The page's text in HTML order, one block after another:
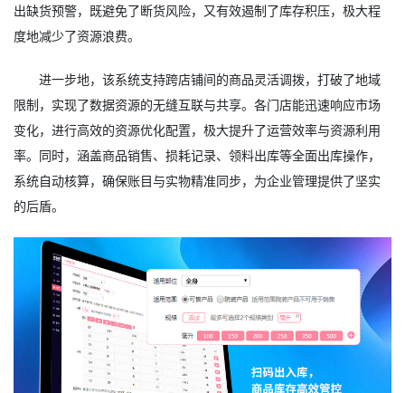
出缺货预警，既避免了断货风险，又有效遏制了库存积压，极大程
度地减少了资源浪费。
进一步地，该系统支持跨店铺间的商品灵活调拨，打破了地域
限制，实现了数据资源的无缝互联与共享。各门店能迅速响应市场
变化，进行高效的资源优化配置，极大提升了运营效率与资源利用
率。同时，涵盖商品销售、损耗记录、领料出库等全面出库操作，
系统自动核算，确保账目与实物精准同步，为企业管理提供了坚实
的后盾。